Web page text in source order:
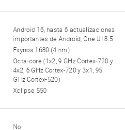
Android 16, hasta 6 actualizaciones
importantes de Android, One UI 8.5
Exynos 1680 (4 nm)
Octa-core (1x2, 9 GHz Cortex-720 y
4x2, 6 GHz Cortex-720 y 3x1, 95
GHz Cortex-520)
Xclipse 550
No